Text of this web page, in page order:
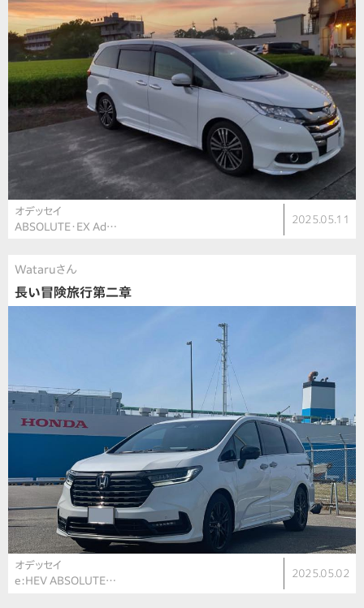
オデッセイ
ABSOLUTE・EX Ad…
2025.05.11
Wataruさん
長い冒険旅行第二章
オデッセイ
e:HEV ABSOLUTE…
2025.05.02